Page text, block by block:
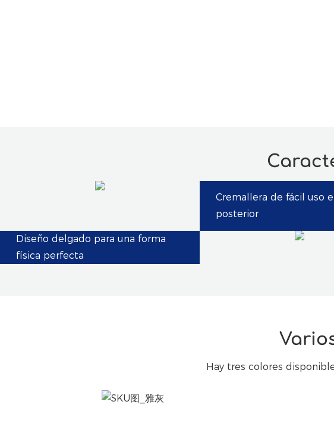
Cremallera de fácil uso
posterior
Diseño delgado para una forma
física perfecta
Hay tres colores